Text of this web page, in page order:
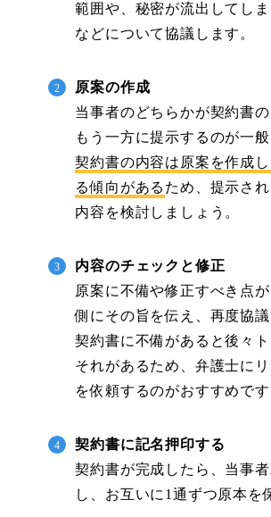
範囲や、秘密が流出してし
などについて協議します。
原案の作成
当事者のどちらかが契約書の
もう一方に提示するのが一般
契約書の内容は原案を作成
る傾向がある ため、提示さ
内容を検討しましょう。
内容のチェックと修正
原案に不備や修正すべき点
側にその旨を伝え、再度協議
契約書に不備があると後々
それがあるため、弁護士に
を依頼するのがおすすめです
契約書に記名押印する
契約書が完成したら、当事
し、お互いに1通ずつ原本を